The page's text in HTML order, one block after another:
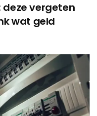
vergeten
wat geld